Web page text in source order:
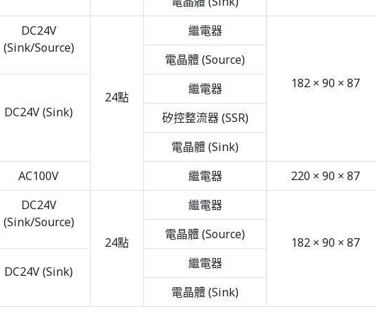
DC24V
(Sink/Source)
24點
繼電器
182 × 90 × 87
電晶體 (Source)
DC24V (Sink)
繼電器
矽控整流器 (SSR)
電晶體 (Sink)
AC100V 繼電器 220 × 90 × 87
DC24V
(Sink/Source)
24點
繼電器
182 × 90 × 87
電晶體 (Source)
DC24V (Sink)
繼電器
電晶體 (Sink)